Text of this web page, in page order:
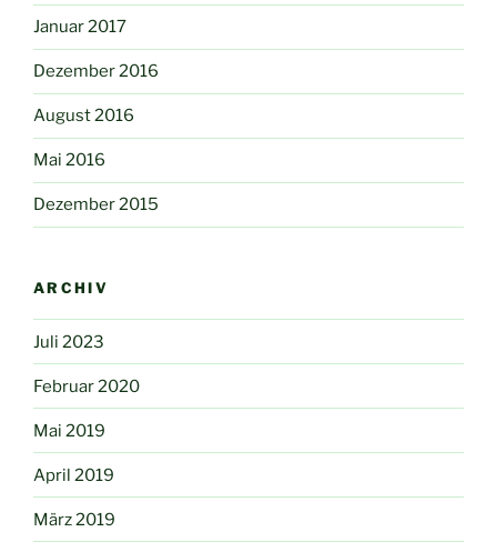
Januar 2017
Dezember 2016
August 2016
Mai 2016
Dezember 2015
ARCHIV
Juli 2023
Februar 2020
Mai 2019
April 2019
März 2019